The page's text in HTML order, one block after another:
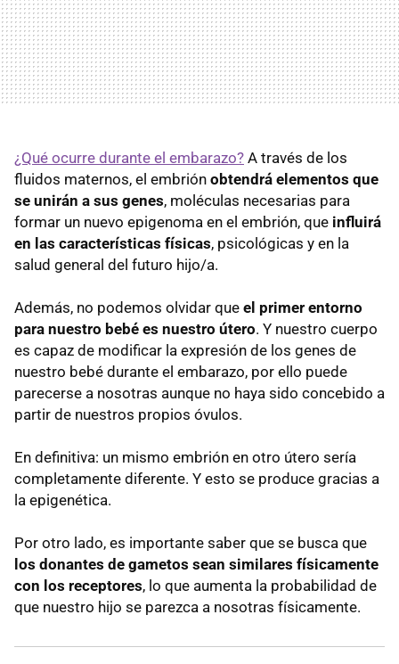
¿Qué ocurre durante el embarazo? A través de los
fluidos maternos, el embrión obtendrá elementos que
se unirán a sus genes, moléculas necesarias para
formar un nuevo epigenoma en el embrión, que influirá
en las características físicas, psicológicas y en la
salud general del futuro hijo/a.
Además, no podemos olvidar que el primer entorno
para nuestro bebé es nuestro útero. Y nuestro cuerpo
es capaz de modificar la expresión de los genes de
nuestro bebé durante el embarazo, por ello puede
parecerse a nosotras aunque no haya sido concebido a
partir de nuestros propios óvulos.
En definitiva: un mismo embrión en otro útero sería
completamente diferente. Y esto se produce gracias a
la epigenética.
Por otro lado, es importante saber que se busca que
los donantes de gametos sean similares físicamente
con los receptores, lo que aumenta la probabilidad de
que nuestro hijo se parezca a nosotras físicamente.